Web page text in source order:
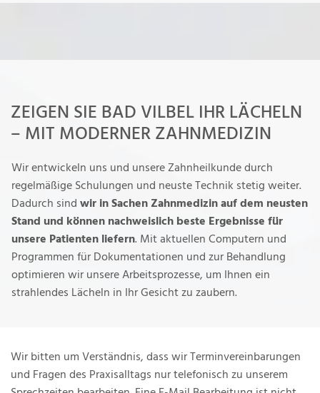
ZEIGEN SIE BAD VILBEL IHR LÄCHELN
– MIT MODERNER ZAHNMEDIZIN
Wir entwickeln uns und unsere Zahnheilkunde durch
regelmäßige Schulungen und neuste Technik stetig weiter.
Dadurch sindwir in Sachen Zahnmedizin auf dem neusten
Stand und können nachweislich beste Ergebnisse für
unsere Patienten liefern. Mit aktuellen Computern und
Programmen für Dokumentationen und zur Behandlung
optimieren wir unsere Arbeitsprozesse, um Ihnen ein
strahlendes Lächeln in Ihr Gesicht zu zaubern.
Wir bitten um Verständnis, dass wir Terminvereinbarungen
und Fragen des Praxisalltags nur telefonisch zu unserem